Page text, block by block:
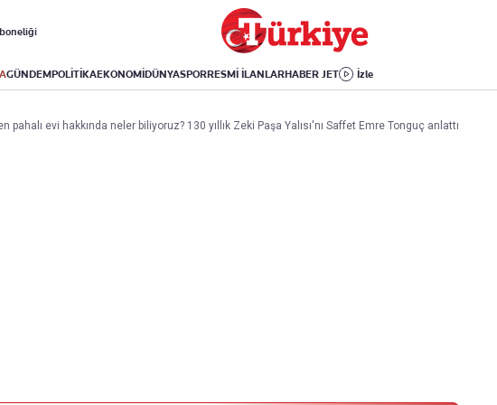
GÜNDEMPOLİTİKAEKONOMİDÜNYASPORRESMİ İLANLARHABER JET İzle
Durumu
Ligi
Avrupa
Amerika
İsrail-Gazze
Yaşam
Sağlık
Yemek
Aktüel
Kitap
pahalı evi hakkında neler biliyoruz? 130 yıllık Zeki Paşa Yalısı'nı Saffet Emre Tonguç anlattı